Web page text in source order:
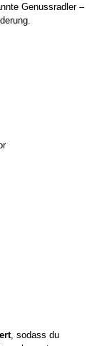
Genussradler –
, sodass du